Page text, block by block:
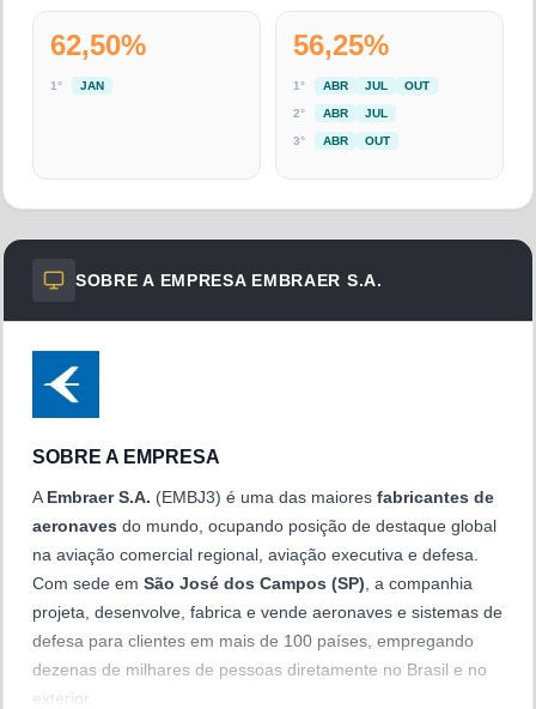
62,50%
1° JAN
56,25%
1° ABR JUL OUT
2° ABR JUL
3° ABR OUT
SOBRE A EMPRESA EMBRAER S.A.
SOBRE A EMPRESA
A Embraer S.A. (EMBJ3) é uma das maiores fabricantes de
aeronaves do mundo, ocupando posição de destaque global
na aviação comercial regional, aviação executiva e defesa.
Com sede em São José dos Campos (SP) , a companhia
projeta, desenvolve, fabrica e vende aeronaves e sistemas de
defesa para clientes em mais de 100 países, empregando
dezenas de milhares de pessoas diretamente no Brasil e no
exterior.